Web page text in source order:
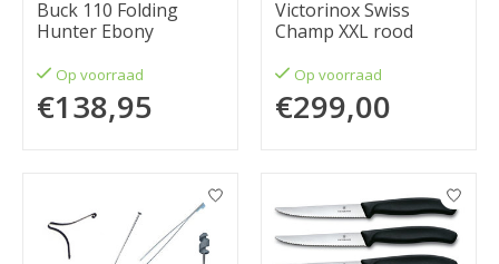
Buck 110 Folding
Hunter Ebony
Op voorraad
€138,95
Victorinox Swiss
Champ XXL rood
Op voorraad
€299,00